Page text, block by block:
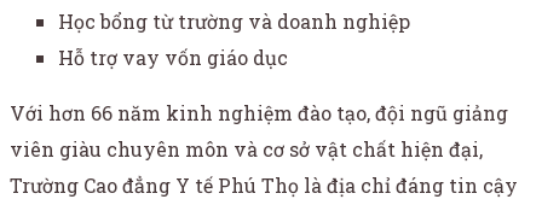
Học bổng từ trường và doanh nghiệp
Hỗ trợ vay vốn giáo dục
Với hơn 66 năm kinh nghiệm đào tạo, đội ngũ giảng
viên giàu chuyên môn và cơ sở vật chất hiện đại,
Trường Cao đẳng Y tế Phú Thọ là địa chỉ đáng tin cậy